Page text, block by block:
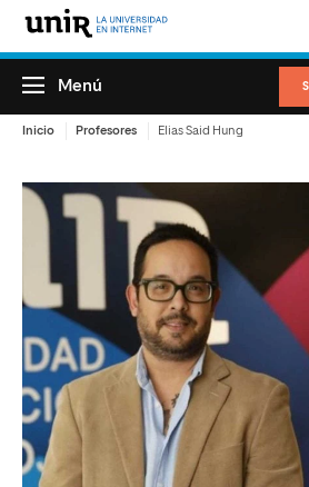
Menú
Inicio Profesores Elias Said Hung